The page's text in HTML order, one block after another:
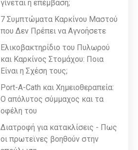
γίνεται η επέμβαση;
7 Συμπτώματα Καρκίνου Μαστού
που Δεν Πρέπει να Αγνοήσετε
Ελικοβακτηρίδιο του Πυλωρού
και Καρκίνος Στομάχου: Ποια
Είναι η Σχέση τους;
Port-A-Cath και Χημειοθεραπεία:
Ο απόλυτος σύμμαχος και τα
οφέλη του
Διατροφή για κατακλίσεις - Πως
οι πρωτεϊνες βοηθούν στην